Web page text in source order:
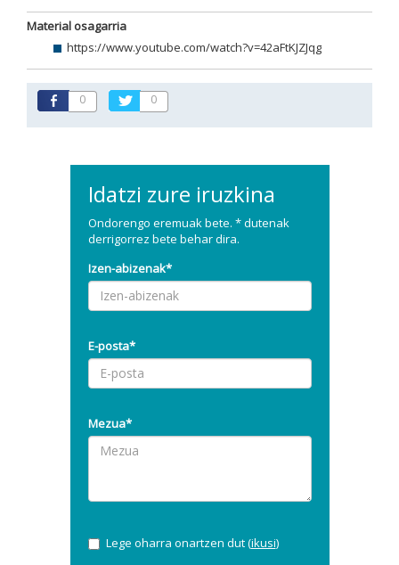
Material osagarria
https://www.youtube.com/watch?v=42aFtKJZJqg
0 0
Idatzi zure iruzkina
Ondorengo eremuak bete. * dutenak
derrigorrez bete behar dira.
Izen-abizenak*
E-posta*
Mezua*
Lege oharra onartzen dut (ikusi)